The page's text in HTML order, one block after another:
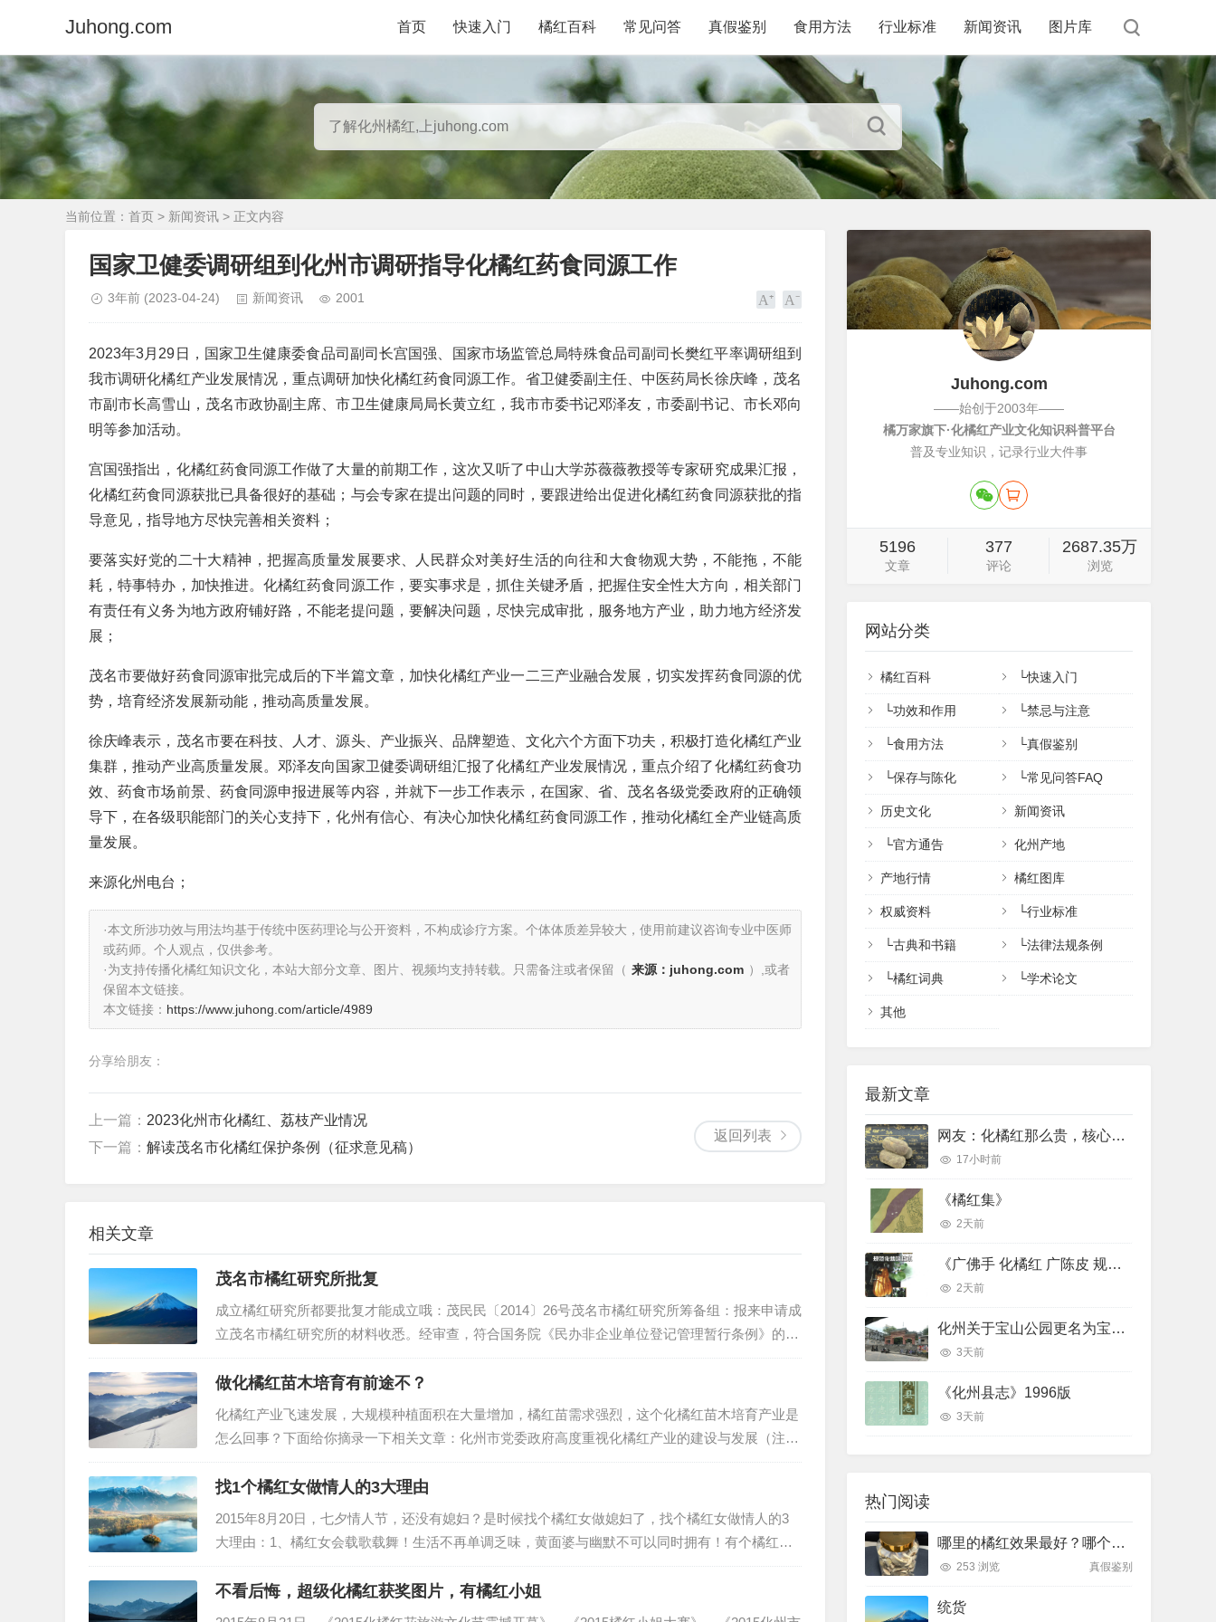
Juhong.com 首页 快速入门 橘红百科 常见问答 真假鉴别 食用方法 行业标准 新闻资讯 图片库
当前位置： 首页 > 新闻资讯 > 正文内容
国家卫健委调研组到化州市调研指导化橘红药食同源工作
3年前 (2023-04-24) 新闻资讯 2001
2023年3月29日，国家卫生健康委食品司副司长宫国强、国家市场监管总局特殊食品司副司长樊红平率调研组到
我市调研化橘红产业发展情况，重点调研加快化橘红药食同源工作。省卫健委副主任、中医药局长徐庆峰，茂名
市副市长高雪山，茂名市政协副主席、市卫生健康局局长黄立红，我市市委书记邓泽友，市委副书记、市长邓向
明等参加活动。
宫国强指出，化橘红药食同源工作做了大量的前期工作，这次又听了中山大学苏薇薇教授等专家研究成果汇报，
化橘红药食同源获批已具备很好的基础；与会专家在提出问题的同时，要跟进给出促进化橘红药食同源获批的指
导意见，指导地方尽快完善相关资料；
要落实好党的二十大精神，把握高质量发展要求、人民群众对美好生活的向往和大食物观大势，不能拖，不能
耗，特事特办，加快推进。化橘红药食同源工作，要实事求是，抓住关键矛盾，把握住安全性大方向，相关部门
有责任有义务为地方政府铺好路，不能老提问题，要解决问题，尽快完成审批，服务地方产业，助力地方经济发
展；
茂名市要做好药食同源审批完成后的下半篇文章，加快化橘红产业一二三产业融合发展，切实发挥药食同源的优
势，培育经济发展新动能，推动高质量发展。
徐庆峰表示，茂名市要在科技、人才、源头、产业振兴、品牌塑造、文化六个方面下功夫，积极打造化橘红产业
集群，推动产业高质量发展。邓泽友向国家卫健委调研组汇报了化橘红产业发展情况，重点介绍了化橘红药食功
效、药食市场前景、药食同源申报进展等内容，并就下一步工作表示，在国家、省、茂名各级党委政府的正确领
导下，在各级职能部门的关心支持下，化州有信心、有决心加快化橘红药食同源工作，推动化橘红全产业链高质
量发展。
来源化州电台；
·本文所涉功效与用法均基于传统中医药理论与公开资料，不构成诊疗方案。个体体质差异较大，使用前建议咨询专业中医师
或药师。个人观点，仅供参考。
·为支持传播化橘红知识文化，本站大部分文章、图片、视频均支持转载。只需备注或者保留（ 来源：juhong.com ）,或者
保留本文链接。
本文链接： https://www.juhong.com/article/4989
分享给朋友：
返回列表
上一篇： 2023化州市化橘红、荔枝产业情况
下一篇： 解读茂名市化橘红保护条例（征求意见稿）
相关文章
茂名市橘红研究所批复
成立橘红研究所都要批复才能成立哦：茂民民〔2014〕26号茂名市橘红研究所筹备组：报来申请成
立茂名市橘红研究所的材料收悉。经审查，符合国务院《民办非企业单位登记管理暂行条例》的规
定，同意茂名市橘红研究所成立登记，具备法人资格，发给《民办非企业单位（法人）登记证
书》。请按有关规定履行民办非企业单位法人…
做化橘红苗木培育有前途不？
化橘红产业飞速发展，大规模种植面积在大量增加，橘红苗需求强烈，这个化橘红苗木培育产业是
怎么回事？下面给你摘录一下相关文章：化州市党委政府高度重视化橘红产业的建设与发展（注：
确定？），橘红经济呈现快速增长的好势头，随着化橘红产业的进一步深化发展，该市积极培育橘
红苗木产业，促进地方经济发展。化橘红是化州…
找1个橘红女做情人的3大理由
2015年8月20日，七夕情人节，还没有媳妇？是时候找个橘红女做媳妇了，找个橘红女做情人的3
大理由：1、橘红女会载歌载舞！生活不再单调乏味，黄面婆与幽默不可以同时拥有！有个橘红
女，感受翩翩起舞的氛围，生活质量自然不用说。例如：2、橘红女温油体贴，听你慢慢道来，和
你构造一个漫漫长夜的爱情故事，例如：3…
不看后悔，超级化橘红获奖图片，有橘红小姐
Juhong.com
——始创于2003年——
橘万家旗下·化橘红产业文化知识科普平台
普及专业知识，记录行业大件事
5196
文章
377
评论
2687.35万
浏览
网站分类
橘红百科 └快速入门
└功效和作用 └禁忌与注意
└食用方法 └真假鉴别
└保存与陈化 └常见问答FAQ
历史文化 新闻资讯
└官方通告 化州产地
产地行情 橘红图库
权威资料 └行业标准
└古典和书籍 └法律法规条例
└橘红词典 └学术论文
其他
最新文章
网友：化橘红那么贵，核心功效完全可以用便宜的橘红、陈皮完美代替吗？
17小时前
《橘红集》
2天前
《广佛手 化橘红 广陈皮 规范化栽培技术》
2天前
化州关于宝山公园更名为宝山贡园的征求意见稿
3天前
《化州县志》1996版
3天前
热门阅读
哪里的橘红效果最好？哪个产地排名最前面
253 浏览 真假鉴别
统货